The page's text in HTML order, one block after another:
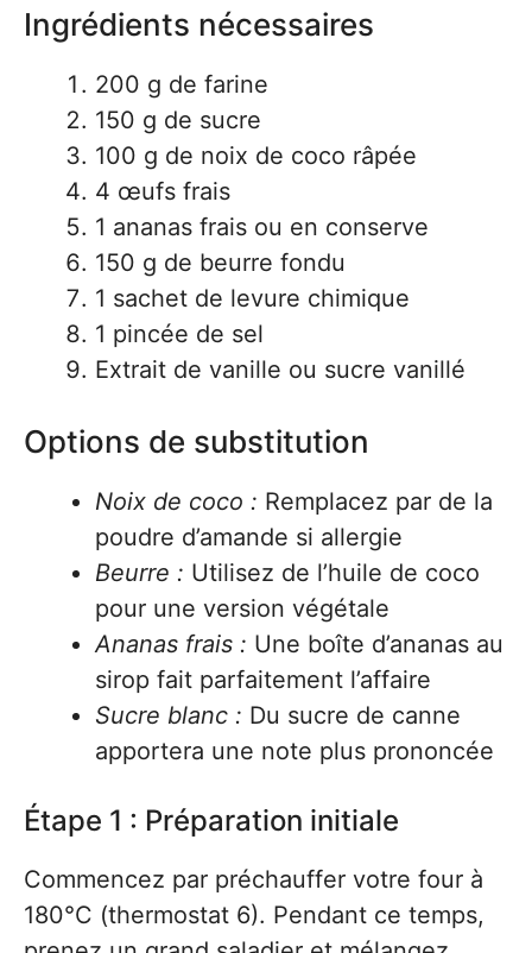
Ingrédients nécessaires
200 g de farine
150 g de sucre
100 g de noix de coco râpée
4 œufs frais
1 ananas frais ou en conserve
150 g de beurre fondu
1 sachet de levure chimique
1 pincée de sel
Extrait de vanille ou sucre vanillé
Options de substitution
Noix de coco : Remplacez par de la
poudre d’amande si allergie
Beurre : Utilisez de l’huile de coco
pour une version végétale
Ananas frais : Une boîte d’ananas au
sirop fait parfaitement l’affaire
Sucre blanc : Du sucre de canne
apportera une note plus prononcée
Étape 1 : Préparation initiale
Commencez par préchauffer votre four à
180°C (thermostat 6). Pendant ce temps,